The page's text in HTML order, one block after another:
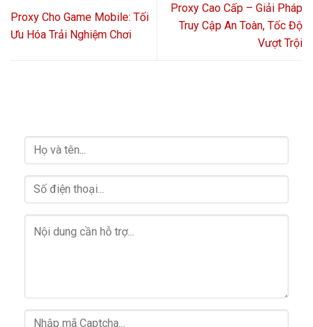
Proxy Cho Game Mobile: Tối
Ưu Hóa Trải Nghiệm Chơi
Proxy Cao Cấp – Giải Pháp
Truy Cập An Toàn, Tốc Độ
Vượt Trội